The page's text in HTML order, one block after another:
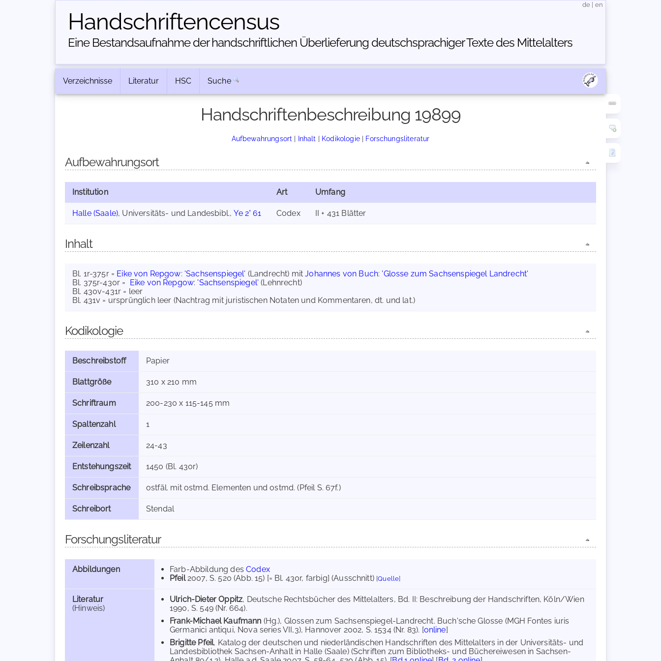
Handschriften­census
Eine Bestandsaufnahme der handschriftlichen Über­lieferung deutschsprachiger Texte des Mittelalters
de en
Verzeichnisse Literatur HSC Suche
Handschriftenbeschreibung 19899
Aufbewahrungsort | Inhalt | Kodikologie| Forschungsliteratur
Aufbewahrungsort
Institution Art Umfang
Halle (Saale), Universitäts- und Landesbibl.,Ye 2° 61 Codex II + 431 Blätter
Inhalt
Bl. 1r-375r = Eike von Repgow: 'Sachsenspiegel' (Landrecht) mitJohannes von Buch: 'Glosse zum Sachsenspiegel Landrecht'
Bl. 375r-430r = Eike von Repgow: 'Sachsenspiegel' (Lehnrecht)
Bl. 430v-431r = leer
Bl. 431v = ursprünglich leer (Nachtrag mit juristischen Notaten und Kommentaren, dt. und lat.)
Kodikologie
Beschreibstoff Papier
Blattgröße 310 x 210 mm
Schriftraum 200-230 x 115-145 mm
Spaltenzahl 1
Zeilenzahl 24-43
Entstehungszeit 1450 (Bl. 430r)
Schreibsprache ostfäl. mit ostmd. Elementen und ostmd. (Pfeil S. 67f.)
Schreibort Stendal
Forschungsliteratur
Abbildungen Farb-Abbildung desCodex
Pfeil2007, S. 520 (Abb. 15) [= Bl. 430r, farbig] (Ausschnitt) [Quelle]
Literatur
(Hinweis)
Ulrich-Dieter Oppitz, Deutsche Rechtsbücher des Mittelalters, Bd. II: Beschreibung der Handschriften, Köln/Wien
1990, S. 549 (Nr. 664).
Frank-Michael Kaufmann (Hg.), Glossen zum Sachsenspiegel-Landrecht. Buch'sche Glosse (MGH Fontes iuris
Germanici antiqui, Nova series VII,3), Hannover 2002, S. 1534 (Nr. 83). [online]
Brigitte Pfeil, Katalog der deutschen und niederländischen Handschriften des Mittelalters in der Universitäts- und
Landesbibliothek Sachsen-Anhalt in Halle (Saale) (Schriften zum Bibliotheks- und Büchereiwesen in Sachsen-